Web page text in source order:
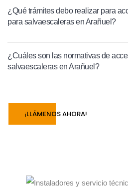
¿Qué trámites debo realizar para
para salvaescaleras en Arañuel?
¿Cuáles son las normativas de
salvaescaleras en Arañuel?
¡LLÁMENOS AHORA!